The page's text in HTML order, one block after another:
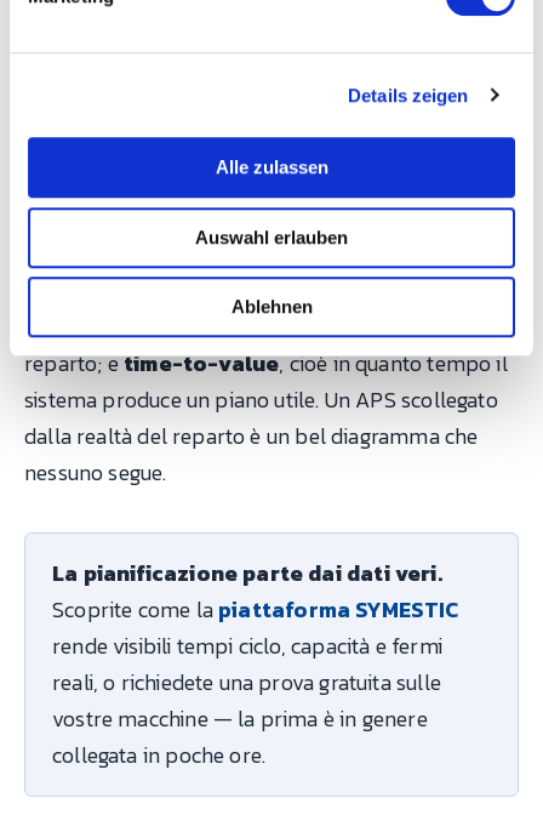
Details zeigen
Alle zulassen
Auswahl erlauben
Ablehnen
manifatturiera contano altre cose. In ordine:
capacità finitareale (non solo un calendario di
qualità dei dati in ingresso
capacità di collegarsi al MES e ai dati di macchina
invece di affidarsi a tempi inseriti a mano;
di ripianificazione, perché in fabbrica i piani
cambiano ogni giorno;integrazionecon ERP e
reparto; etime-to-value, cioè in quanto tempo il
sistema produce un piano utile. Un APS scollegato
dalla realtà del reparto è un bel diagramma che
nessuno segue.
La pianificazione parte dai dati veri.
Scoprite come lapiattaforma SYMESTIC
rende visibili tempi ciclo, capacità e fermi
reali, o richiedete una prova gratuita sulle
vostre macchine — la prima è in genere
collegata in poche ore.